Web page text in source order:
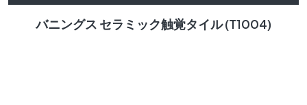
バニングス セラミック触覚タイル (T1004)